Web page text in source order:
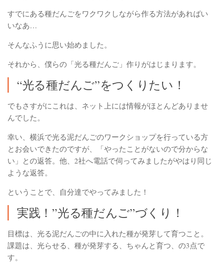
すでにある種だんごをワクワクしながら作る方法があればい
いなあ…
そんなふうに思い始めました。
それから、僕らの「光る種だんご」作りがはじまります。
“光る種だんご”をつくりたい！
でもさすがにこれは、ネット上には情報がほとんどありませ
んでした。
幸い、横浜で光る泥だんごのワークショップを行っている方
とお会いできたのですが、「やったことがないので分からな
い」との返答。他、2社へ電話で伺ってみましたがやはり同じ
ような返答。
ということで、自分達でやってみました！
実践！”光る種だんご”づくり！
目標は、光る泥だんごの中に入れた種が発芽して育つこと。
課題は、光らせる、種が発芽する、ちゃんと育つ、の3点で
す。